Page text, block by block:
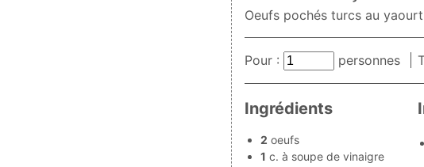
Oeufs pochés turcs au yaourt
Pour : personnes
Ingrédients
2 oeufs
1 c. à soupe de vinaigre